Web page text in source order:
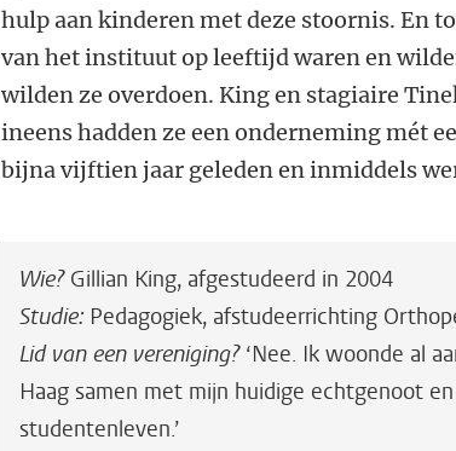
hulp aan kinderen met deze stoornis. En
van het instituut op leeftijd waren en
wilden ze overdoen. King en stagiaire
ineens hadden ze een onderneming mét
bijna vijftien jaar geleden en inmiddels
Wie?Gillian King, afgestudeerd in 2004
Studie:Pedagogiek, afstudeerrichting
Lid van een vereniging?‘Nee. Ik woonde al
Haag samen met mijn huidige echtgenoot
studentenleven.’